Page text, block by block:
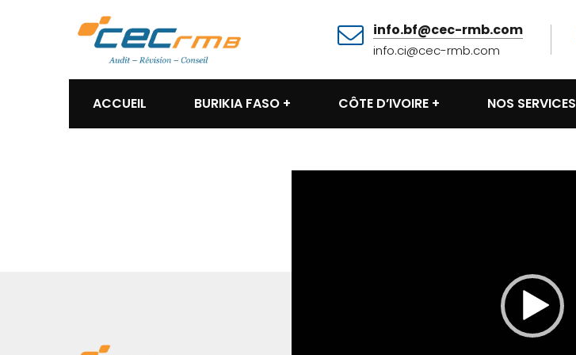
info.bf@cec-rmb.com
info.ci@cec-rmb.com
ACCUEIL BURIKIA FASO CÔTE D’IVOIRE NOS SERVICES
e
u